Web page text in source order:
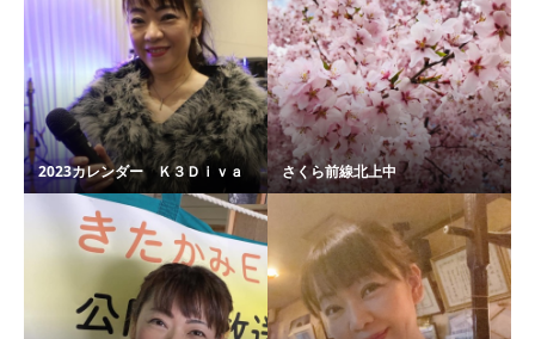
2023カレンダー Ｋ３Ｄｉｖａ さくら前線北上中